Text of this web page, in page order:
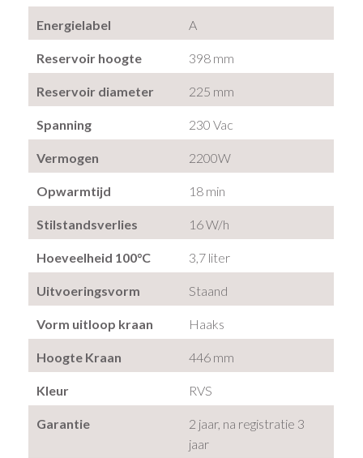
Energielabel A
Reservoir hoogte 398 mm
Reservoir diameter 225 mm
Spanning 230 Vac
Vermogen 2200W
Opwarmtijd 18 min
Stilstandsverlies 16 W/h
Hoeveelheid 100°C 3,7 liter
Uitvoeringsvorm Staand
Vorm uitloop kraan Haaks
Hoogte Kraan 446 mm
Kleur RVS
Garantie
2 jaar, na registratie 3
jaar